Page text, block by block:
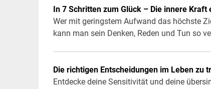
In 7 Schritten zum Glück – Die innere Kraft
Wer mit geringstem Aufwand das höchste
kann man sein Denken, Reden und Tun so
Die richtigen Entscheidungen im Leben zu
Entdecke deine Sensitivität und deine